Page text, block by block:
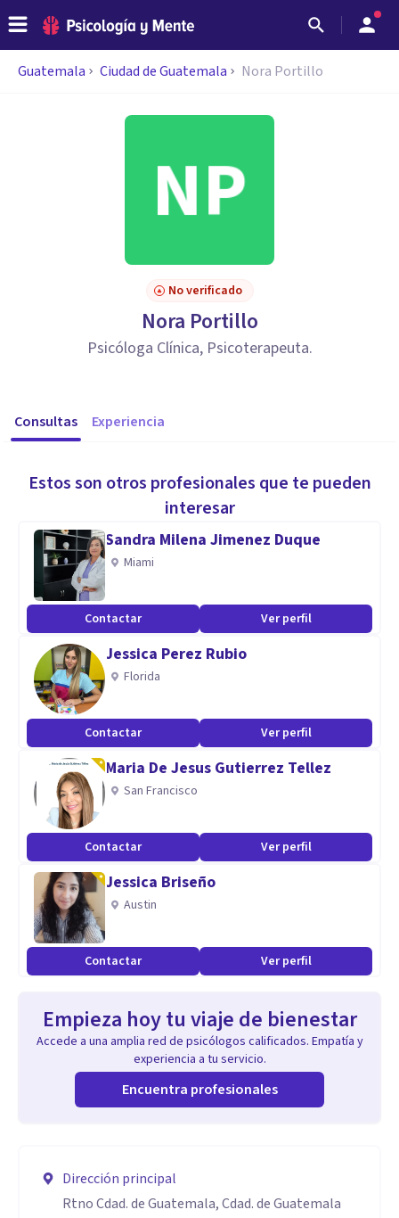
Guatemala Ciudad de Guatemala Nora Portillo
No verificado
Nora Portillo
Psicóloga Clínica, Psicoterapeuta.
Consultas Experiencia
Estos son otros profesionales que te pueden
interesar
Sandra Milena Jimenez Duque
Miami
Contactar Ver perfil
Jessica Perez Rubio
Florida
Contactar Ver perfil
Maria De Jesus Gutierrez Tellez
San Francisco
Contactar Ver perfil
Jessica Briseño
Austin
Contactar Ver perfil
Empieza hoy tu viaje de bienestar
Accede a una amplia red de psicólogos calificados. Empatía y
experiencia a tu servicio.
Encuentra profesionales
Dirección principal
Rtno Cdad. de Guatemala, Cdad. de Guatemala